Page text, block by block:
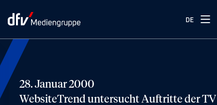
DE
28. Januar 2000
WebsiteTrend untersucht Auftritte der TV